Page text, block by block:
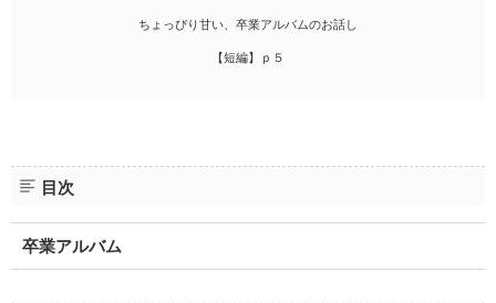
ちょっぴり甘い、卒業アルバムのお話し
【短編】ｐ５
目次
卒業アルバム